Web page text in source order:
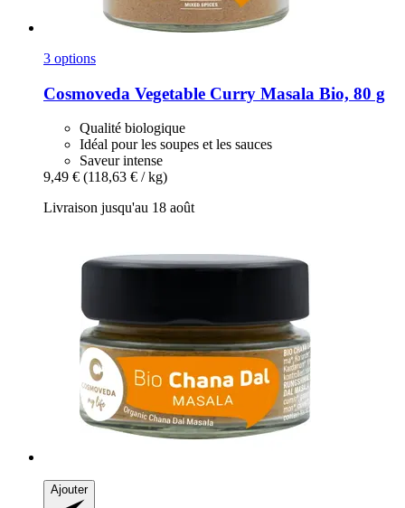
3 options
Cosmoveda Vegetable Curry Masala Bio, 80 g
Qualité biologique
Idéal pour les soupes et les sauces
Saveur intense
9,49 € (118,63 € / kg)
Livraison jusqu'au 18 août
Ajouter